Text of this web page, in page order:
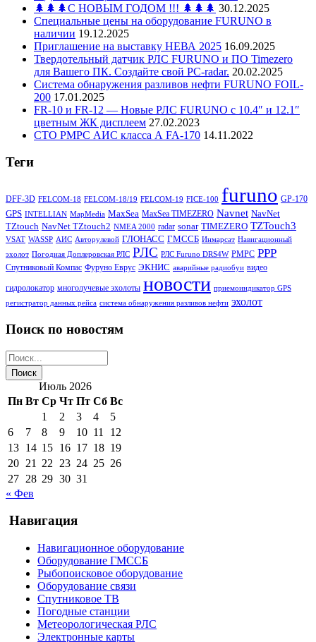
🌲🌲🌲С НОВЫМ ГОДОМ !!! 🌲🌲🌲 30.12.2025
Специальные цены на оборудование FURUNO в
наличии 19.12.2025
Приглашение на выставку НЕВА 2025 16.09.2025
Твердотельный датчик РЛС FURUNO и ПО Timezero
для Вашего ПК. Создайте свой PC-radar. 20.02.2025
Система обнаружения разливов нефти FURUNO FOIL-
200 17.01.2025
FR-10 и FR-12 — Новые РЛС FURUNO c 10.4″ и 12.1″
цветным ЖК дисплеем 27.02.2023
СТО РМРС АИС класса А FA-170 14.11.2022
Теги
DFF-3D FELCOM-18 FELCOM-18/19 FELCOM-19 FICE-100 furuno GP-170
GPS INTELLIAN MapMedia MaxSea MaxSea TIMEZERO Navnet NavNet
TZtouch NavNet TZtouch2 NMEA 2000 radar sonar TIMEZERO TZTouch3
VSAT WASSP АИС Авторулевой ГЛОНАСС ГМССБ Инмарсат Навигационный
эхолот Погодная Доплеровская РЛС РЛС РЛС Furuno DRS4W РМРС РРР
Спутниковый Компас Фуруно Еврус ЭКНИС аварийные радиобуи видео
гидролокатор многолучевые эхолоты новости приемоиндикатор GPS
регистратор данных рейса система обнаружения разливов нефти эхолот
Поиск по новостям
Июль 2026
Пн Вт Ср Чт Пт Сб Вс
1
2 3 4
5
6
7 8 9 10 11
12
13 14 15 16 17 18 19
20 21 22 23 24 25 26
27 28 29 30 31
« Фев
Навигация
Навигационное оборудование
Оборудование ГМССБ
Рыбопоисковое оборудование
Оборудование связи
Спутниковое ТВ
Погодные станции
Метеорологическая РЛС
Электронные карты